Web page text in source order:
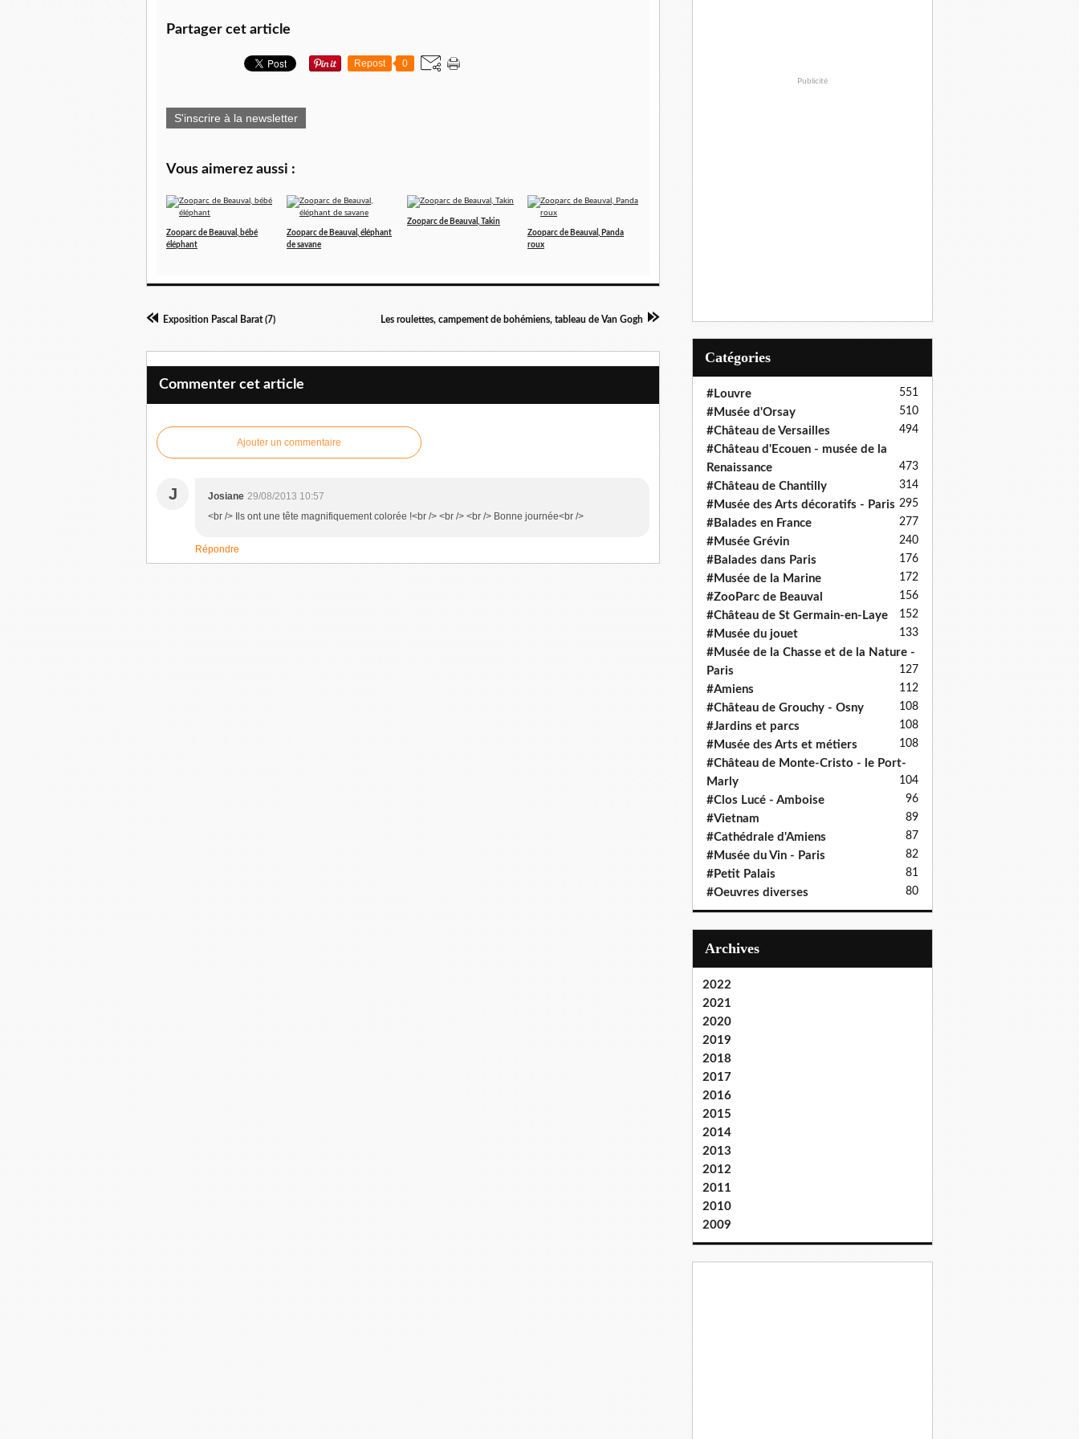
Partager cet article
Repost 0
S'inscrire à la newsletter
Vous aimerez aussi :
Zooparc de Beauval, bébé
éléphant
Zooparc de Beauval, éléphant
de savane
Zooparc de Beauval, Takin
Zooparc de Beauval, Panda
roux
Exposition Pascal Barat (7) Les roulettes, campement de bohémiens, tableau de Van Gogh
Commenter cet article
Ajouter un commentaire
J Josiane 29/08/2013 10:57
<br /> Ils ont une tête magnifiquement colorée !<br /> <br /> <br /> Bonne journée<br />
Répondre
Publicité
Catégories
#Louvre 551
#Musée d'Orsay 510
#Château de Versailles 494
#Château d'Ecouen - musée de la
Renaissance
473
#Château de Chantilly 314
#Musée des Arts décoratifs - Paris 295
#Balades en France 277
#Musée Grévin 240
#Balades dans Paris 176
#Musée de la Marine 172
#ZooParc de Beauval 156
#Château de St Germain-en-Laye 152
#Musée du jouet 133
#Musée de la Chasse et de la Nature -
Paris
127
#Amiens 112
#Château de Grouchy - Osny 108
#Jardins et parcs 108
#Musée des Arts et métiers 108
#Château de Monte-Cristo - le Port-
Marly
104
#Clos Lucé - Amboise 96
#Vietnam 89
#Cathédrale d'Amiens 87
#Musée du Vin - Paris 82
#Petit Palais 81
#Oeuvres diverses 80
Archives
2022
2021
2020
2019
2018
2017
2016
2015
2014
2013
2012
2011
2010
2009